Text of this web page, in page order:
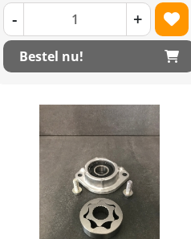
- +
Bestel nu!